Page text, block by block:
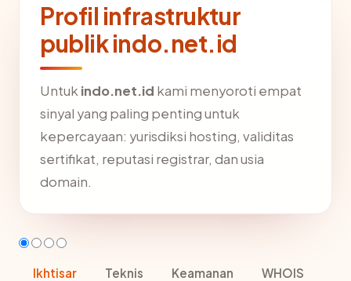
Profil infrastruktur
publik indo.net.id
Untuk indo.net.id kami menyoroti empat
sinyal yang paling penting untuk
kepercayaan: yurisdiksi hosting, validitas
sertifikat, reputasi registrar, dan usia
domain.
Ikhtisar Teknis Keamanan WHOIS